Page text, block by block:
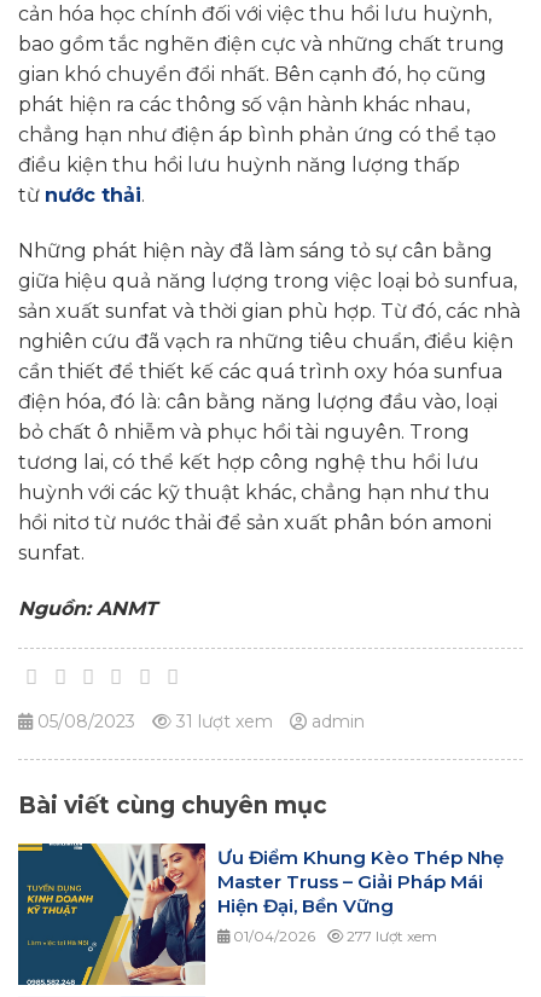
cản hóa học chính đối với việc thu hồi lưu huỳnh,
bao gồm tắc nghẽn điện cực và những chất trung
gian khó chuyển đổi nhất. Bên cạnh đó, họ cũng
phát hiện ra các thông số vận hành khác nhau,
chẳng hạn như điện áp bình phản ứng có thể tạo
điều kiện thu hồi lưu huỳnh năng lượng thấp
từ nước thải.
Những phát hiện này đã làm sáng tỏ sự cân bằng
giữa hiệu quả năng lượng trong việc loại bỏ sunfua,
sản xuất sunfat và thời gian phù hợp. Từ đó, các nhà
nghiên cứu đã vạch ra những tiêu chuẩn, điều kiện
cần thiết để thiết kế các quá trình oxy hóa sunfua
điện hóa, đó là: cân bằng năng lượng đầu vào, loại
bỏ chất ô nhiễm và phục hồi tài nguyên. Trong
tương lai, có thể kết hợp công nghệ thu hồi lưu
huỳnh với các kỹ thuật khác, chẳng hạn như thu
hồi nitơ từ nước thải để sản xuất phân bón amoni
sunfat.
Nguồn: ANMT
05/08/2023 31 lượt xem admin
Bài viết cùng chuyên mục
Ưu Điểm Khung Kèo Thép Nhẹ
Master Truss – Giải Pháp Mái
Hiện Đại, Bền Vững
01/04/2026 277 lượt xem